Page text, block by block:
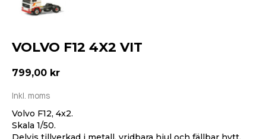
VOLVO F12 4X2 VIT
799,00 kr
Inkl. moms
Volvo F12, 4x2.
Skala 1/50.